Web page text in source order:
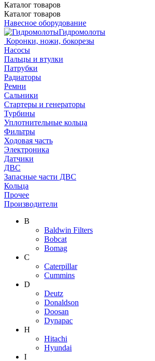
Каталог товаров
Каталог товаров
Навесное оборудование
Гидромолоты
Коронки, ножи, бокорезы
Насосы
Пальцы и втулки
Патрубки
Радиаторы
Ремни
Сальники
Стартеры и генераторы
Турбины
Уплотнительные кольца
Фильтры
Ходовая часть
Электроника
Датчики
ДВС
Запасные части ДВС
Кольца
Прочее
Производители
B
Baldwin Filters
Bobcat
Bomag
C
Caterpillar
Cummins
D
Deutz
Donaldson
Doosan
Dynapac
H
Hitachi
Hyundai
I